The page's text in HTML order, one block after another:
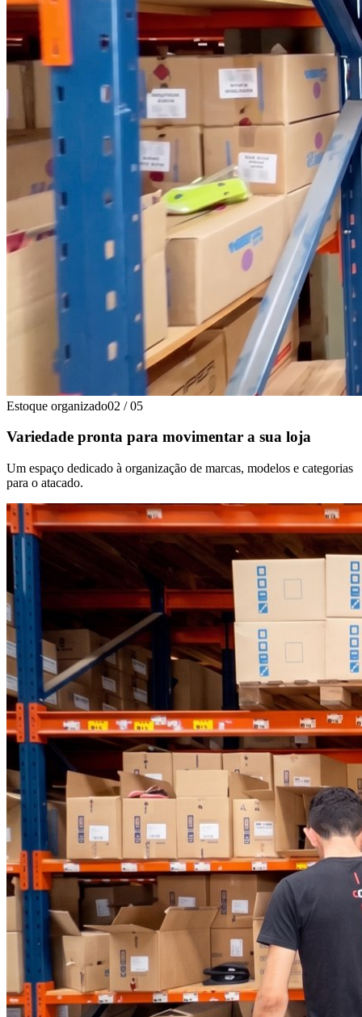
Estoque organizado02 / 05
Variedade pronta para movimentar a sua loja
Um espaço dedicado à organização de marcas, modelos e categorias
para o atacado.